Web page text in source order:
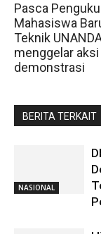
Pasca
Mahasiswa
Teknik
menggelar aksi
demonstrasi
BERITA TERKAIT
NASIONAL